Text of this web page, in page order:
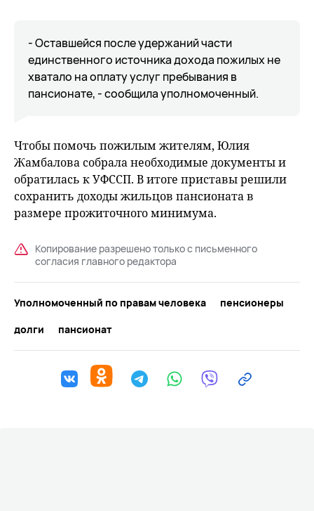
- Оставшейся после удержаний части
единственного источника дохода пожилых не
хватало на оплату услуг пребывания в
пансионате, - сообщила уполномоченный.
Чтобы помочь пожилым жителям, Юлия
Жамбалова собрала необходимые документы и
обратилась к УФССП. В итоге приставы решили
сохранить доходы жильцов пансионата в
размере прожиточного минимума.
Копирование разрешено только с письменного
согласия главного редактора
Уполномоченный по правам человека
пенсионеры
долги
пансионат